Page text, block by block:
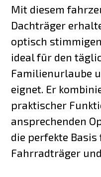
Mit diesem
Dachträger
optisch
ideal für den
Familienurlaube
eignet. Er
praktischer
ansprechenden
die perfekte Basis
Fahrradträger